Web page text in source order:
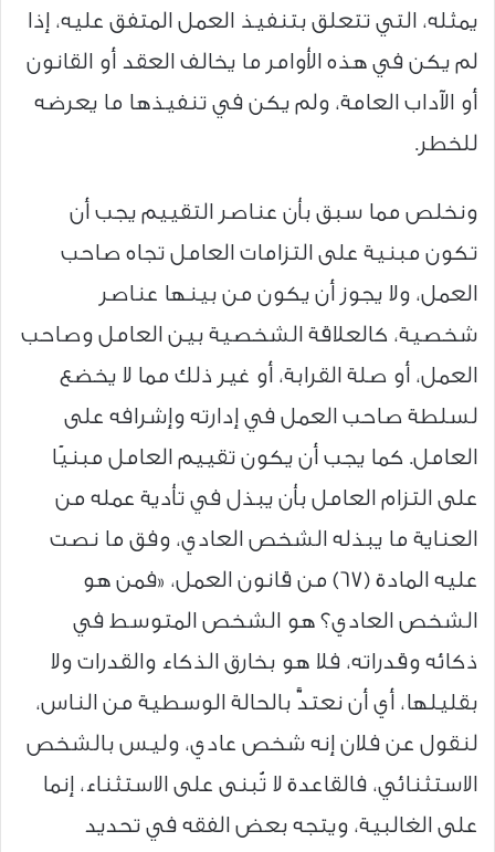
يمثله، التي تتعلق بتنفيذ العمل المتفق عليه، إذا
لم يكن في هذه الأوامر ما يخالف العقد أو القانون
أو الآداب العامة، ولم يكن في تنفيذها ما يعرضه
للخطر.
ونخلص مما سبق بأن عناصر التقييم يجب أن
تكون مبنية على التزامات العامل تجاه صاحب
العمل، ولا يجوز أن يكون من بينها عناصر
شخصية، كالعلاقة الشخصية بين العامل وصاحب
العمل، أو صلة القرابة، أو غير ذلك مما لا يخضع
لسلطة صاحب العمل في إدارته وإشرافه على
العامل. كما يجب أن يكون تقييم العامل مبنيًا
على التزام العامل بأن يبذل في تأدية عمله من
العناية ما يبذله الشخص العادي، وفق ما نصت
عليه المادة (67) من قانون العمل، «فمن هو
الشخص العادي؟ هو الشخص المتوسط في
ذكائه وقدراته، فلا هو بخارق الذكاء والقدرات ولا
بقليلها، أي أن نعتدَّ بالحالة الوسطية من الناس،
لنقول عن فلان إنه شخص عادي، وليس بالشخص
الاستثنائي، فالقاعدة لا تُبنى على الاستثناء، إنما
على الغالبية، ويتجه بعض الفقه في تحديد